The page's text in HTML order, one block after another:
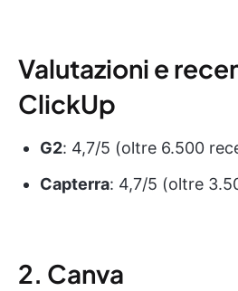
Valutazioni e
ClickUp
G2: 4,7/5 (oltre 6.500
Capterra: 4,7/5 (oltre
2. Canva